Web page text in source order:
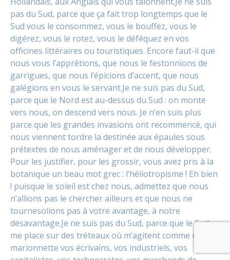
pas du Sud, parce que ça fait trop longtemps que le
Sud vous le consommez, vous le bouffez, vous le
digérez, vous le rotez, vous le déféquez en vos
officines littéraires ou touristiques. Encore faut-il que
nous vous l’apprêtions, que nous le festonnions de
garrigues, que nous l’épicions d’accent, que nous
galégions en vous le servant.Je ne suis pas du Sud,
parce que le Nord est au-dessus du Sud : on monte
vers nous, on descend vers nous. Je n’en suis plus
parce que les grandes invasions ont recommencé, qui
nous viennent tordre la destinée aux épaules sous
prétextes de nous aménager et de nous développer.
Pour les justifier, pour les grossir, vous avez pris à la
botanique un beau mot grec : l’héliotropisme ! Eh bien
! puisque le soleil est chez nous, admettez que nous
n’allions pas le chercher ailleurs et que nous ne
tournesolions pas à votre avantage, à notre
désavantage.Je ne suis pas du Sud, parce que le Sud
me place sur des tréteaux où m’agitent comme une
marionnette vos écrivains, vos industriels, vos